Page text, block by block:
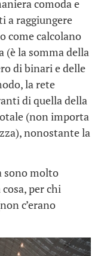
comoda e
a raggiungere
come calcolano
(è la somma della
di binari e delle
la rete
di quella della
(non importa
nonostante la
sono molto
per chi
c’erano